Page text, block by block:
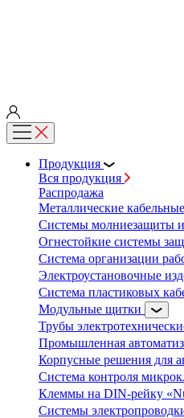
Продукция
Вся продукция
Распродажа
Металлические
Системы молниезащиты и
Огнестойкие системы
Система организации
Электроустановочные
Система пластиковых
Модульные щитки
Трубы
Промышленная
Корпусные решения для
Система контроля
Клеммы на DIN-рейку
Системы